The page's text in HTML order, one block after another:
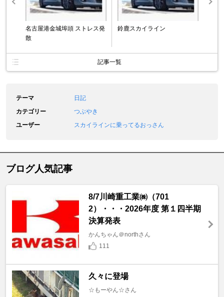
名古屋港金城埠頭 ストレス発
散
鈴鹿スカイライン
記事一覧
テーマ
日記
カテゴリー
つぶやき
ユーザー
スカイラインに乗ってるおっさん
ブログ人気記事
8/7川崎重工業㈱（701
2）・・・2026年度 第１四半期
決算発表
かんちゃん＠northさん
111
久々に登場
☆もーやん☆さん